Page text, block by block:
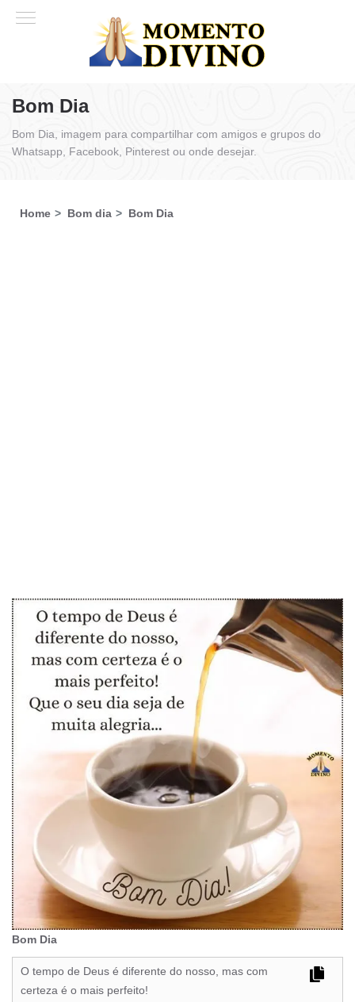
Bom Dia
Bom Dia, imagem para compartilhar com amigos e grupos do
Whatsapp, Facebook, Pinterest ou onde desejar.
Home Bom dia Bom Dia
Bom Dia
O tempo de Deus é diferente do nosso, mas com
certeza é o mais perfeito!